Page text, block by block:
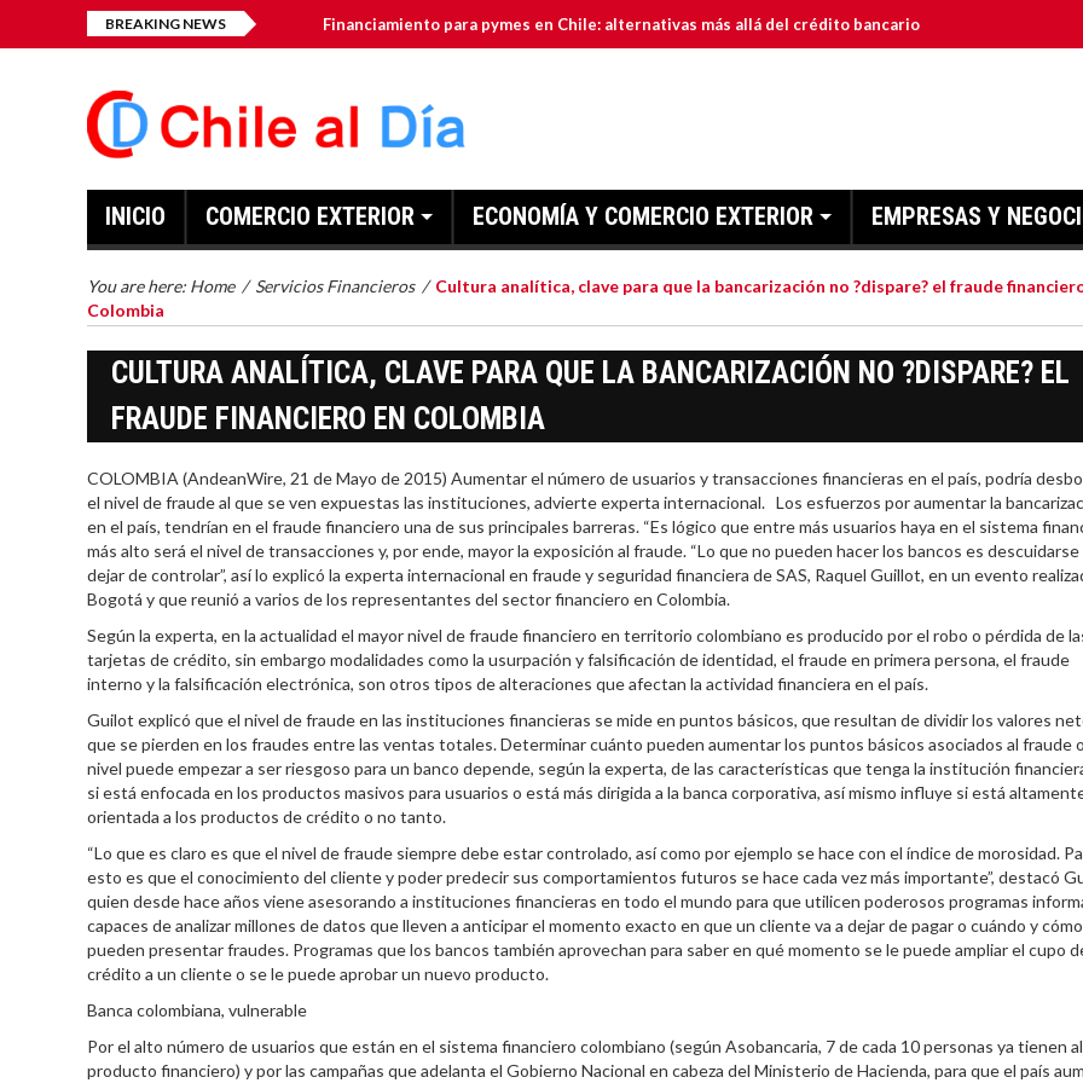
BREAKING NEWS Financiamiento para pymes en Chile: alternativas más allá del crédito bancario
TSSA
Turismo en el desierto de Atacama: oportunidades para el desarrollo local
INICIO COMERCIO EXTERIOR ECONOMÍA Y COMERCIO EXTERIOR EMPRESAS Y
You are here: Home / Servicios Financieros / Cultura analítica, clave para que la bancarización no ?dispare? el fraude
Colombia
CULTURA ANALÍTICA, CLAVE PARA QUE LA BANCARIZACIÓN NO ?DISPARE? EL
FRAUDE FINANCIERO EN COLOMBIA
COLOMBIA (AndeanWire, 21 de Mayo de 2015) Aumentar el número de usuarios y transacciones financieras en el país, podría
el nivel de fraude al que se ven expuestas las instituciones, advierte experta internacional. Los esfuerzos por aumentar la
en el país, tendrían en el fraude financiero una de sus principales barreras. “Es lógico que entre más usuarios haya en el sistema
más alto será el nivel de transacciones y, por ende, mayor la exposición al fraude. “Lo que no pueden hacer los bancos es descuidarse
dejar de controlar”, así lo explicó la experta internacional en fraude y seguridad financiera de SAS, Raquel Guillot, en un evento
Bogotá y que reunió a varios de los representantes del sector financiero en Colombia.
Según la experta, en la actualidad el mayor nivel de fraude financiero en territorio colombiano es producido por el robo o pérdida de
tarjetas de crédito, sin embargo modalidades como la usurpación y falsificación de identidad, el fraude en primera persona, el fraude
interno y la falsificación electrónica, son otros tipos de alteraciones que afectan la actividad financiera en el país.
Guilot explicó que el nivel de fraude en las instituciones financieras se mide en puntos básicos, que resultan de dividir los valores
que se pierden en los fraudes entre las ventas totales. Determinar cuánto pueden aumentar los puntos básicos asociados al fraude
nivel puede empezar a ser riesgoso para un banco depende, según la experta, de las características que tenga la institución
si está enfocada en los productos masivos para usuarios o está más dirigida a la banca corporativa, así mismo influye si está
orientada a los productos de crédito o no tanto.
“Lo que es claro es que el nivel de fraude siempre debe estar controlado, así como por ejemplo se hace con el índice de morosidad.
esto es que el conocimiento del cliente y poder predecir sus comportamientos futuros se hace cada vez más importante”, destacó
quien desde hace años viene asesorando a instituciones financieras en todo el mundo para que utilicen poderosos programas
capaces de analizar millones de datos que lleven a anticipar el momento exacto en que un cliente va a dejar de pagar o cuándo y
pueden presentar fraudes. Programas que los bancos también aprovechan para saber en qué momento se le puede ampliar el cupo
crédito a un cliente o se le puede aprobar un nuevo producto.
Banca colombiana, vulnerable
Por el alto número de usuarios que están en el sistema financiero colombiano (según Asobancaria, 7 de cada 10 personas ya tienen
producto financiero) y por las campañas que adelanta el Gobierno Nacional en cabeza del Ministerio de Hacienda, para que el país